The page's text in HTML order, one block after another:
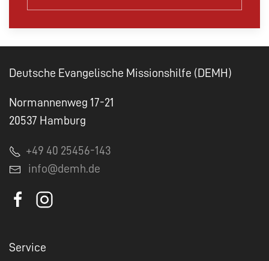
Deutsche Evangelische Missionshilfe (DEMH)
Normannenweg 17-21
20537 Hamburg
+49 40 25456-143
info@demh.de
Service